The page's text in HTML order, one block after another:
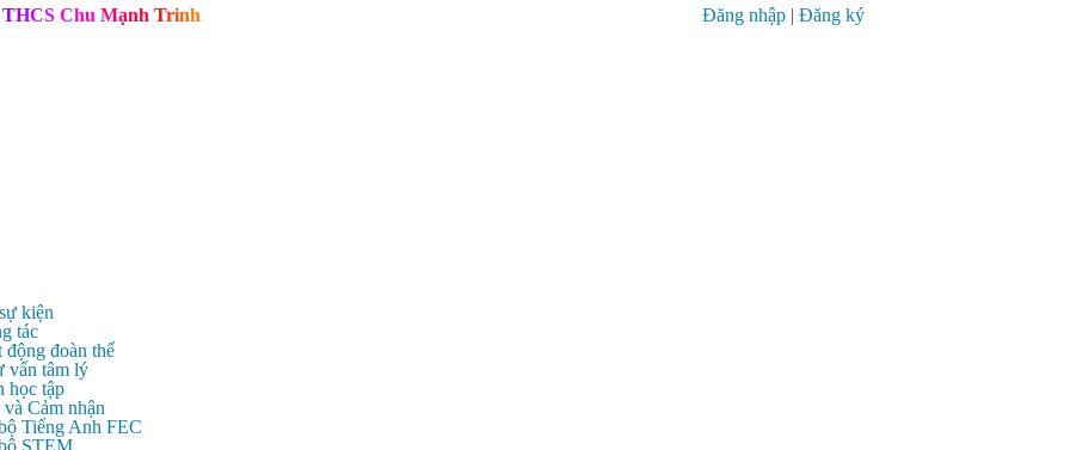
THCS Chu Mạnh Trinh Đăng nhập | Đăng ký
kiện
tác
động đoàn thể
vấn tâm lý
học tập
và Cảm nhận
Tiếng Anh FEC
STEM